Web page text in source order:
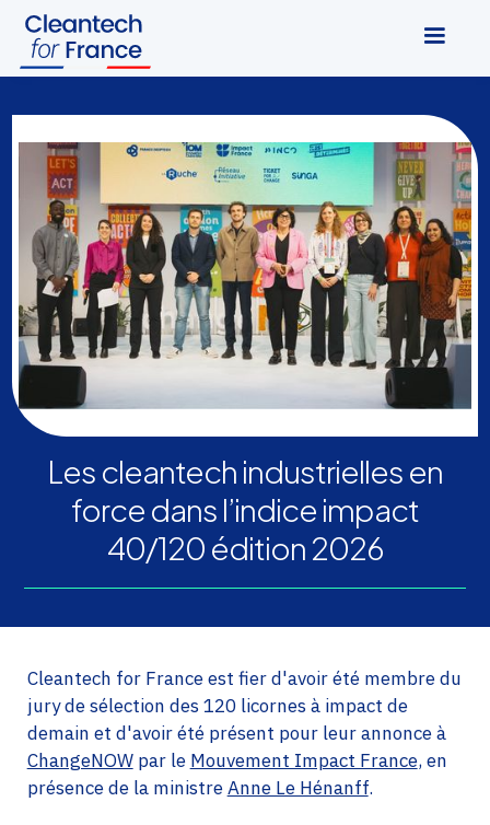
Les cleantech industrielles en
force dans l’indice impact
40/120 édition 2026
Cleantech for France est fier d'avoir été membre du
jury de sélection des 120 licornes à impact de
demain et d'avoir été présent pour leur annonce à
ChangeNOWpar le Mouvement Impact France, en
présence de la ministreAnne Le Hénanff.